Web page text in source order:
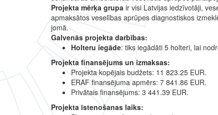
Projekta mērķa grupa ir visi Latvijas iedzīvotāji,
apmaksātos veselības aprūpes diagnostiskos
jomā.
Galvenās projekta darbības:
Holteru iegāde: tiks iegādāti 5 holteri, lai
Projekta finansējums un izmaksas:
Projekta kopējais budžets: 11 823.25 EUR.
ERAF finansējuma apmērs: 7 841.86 EUR.
Privātais finansējums: 3 441.39 EUR.
Projekta īstenošanas laiks: